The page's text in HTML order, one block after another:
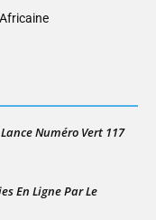
Numéro Vert 117
En Ligne Par Le